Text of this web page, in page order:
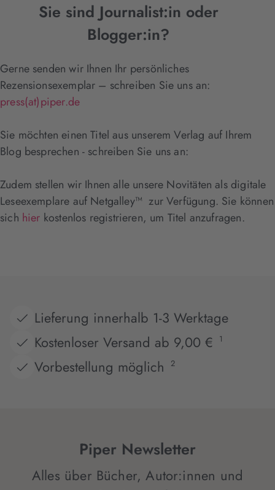
Sie sind Journalist:in oder
Blogger:in?
Gerne senden wir Ihnen Ihr persönliches
Rezensionsexemplar – schreiben Sie uns an:
press(at)piper.de
Sie möchten einen Titel aus unserem Verlag auf Ihrem
Blog besprechen - schreiben Sie uns an:
Zudem stellen wir Ihnen alle unsere Novitäten als digitale
Leseexemplare auf Netgalley™ zur Verfügung. Sie können
sich hier kostenlos registrieren, um Titel anzufragen.
Lieferung innerhalb 1-3 Werktage
Kostenloser Versand ab 9,00 €
1
Vorbestellung möglich 2
Piper Newsletter
Alles über Bücher, Autor:innen und